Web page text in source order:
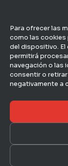
Para ofrecer las
como las cookies
del dispositivo.
permitirá
navegación o las
consentir o
negativamente a
Jurídico
CONTACTO
C/ Hernán
46004
© 2026 FEDACOVA